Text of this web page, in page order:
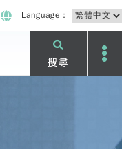
Language：
搜尋